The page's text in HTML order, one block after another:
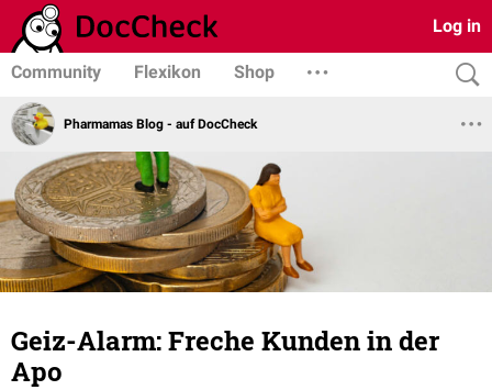
Log in
Community Flexikon Shop
Pharmamas Blog - auf DocCheck
Geiz-Alarm: Freche Kunden in der
Apo